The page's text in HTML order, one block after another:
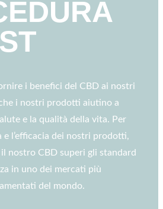
i benefici del CBD ai nostri
i nostri prodotti aiutino a
e la qualità della vita. Per
e l’efficacia dei nostri prodotti,
nostro CBD superi gli standard
in uno dei mercati più
del mondo.